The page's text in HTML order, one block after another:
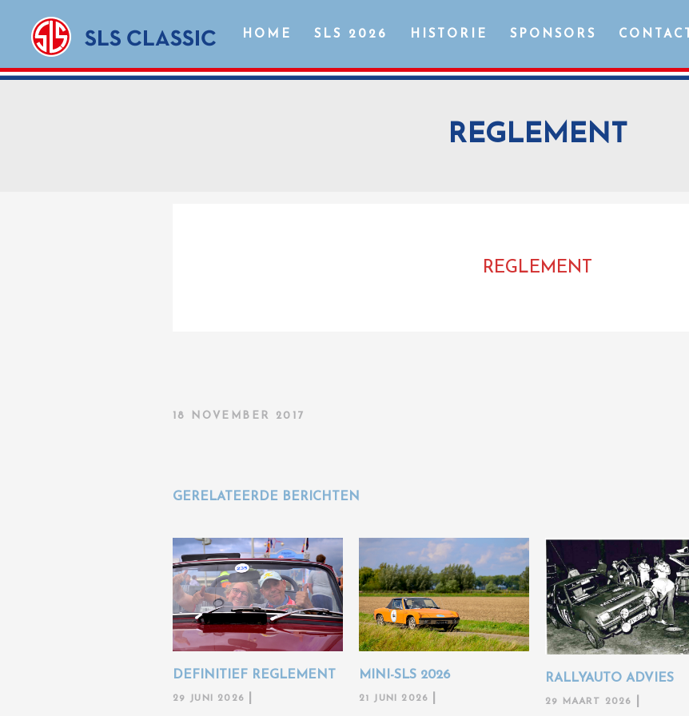
HOME SLS 2026 HISTORIE SPONSORS CONTACT
REGLEMENT
REGLEMENT
18 NOVEMBER 2017
GERELATEERDE BERICHTEN
DEFINITIEF REGLEMENT
29 JUNI 2026
MINI-SLS 2026
21 JUNI 2026
RALLYAUTO ADVIES
29 MAART 2026